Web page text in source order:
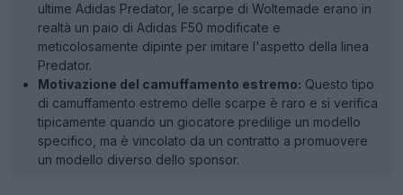
ultime Adidas Predator, le scarpe di Woltemade erano in
realtà un paio di Adidas F50 modificate e
meticolosamente dipinte per imitare l'aspetto della linea
Predator.
Motivazione del camuffamento estremo: Questo tipo
di camuffamento estremo delle scarpe è raro e si verifica
tipicamente quando un giocatore predilige un modello
specifico, ma è vincolato da un contratto a promuovere
un modello diverso dello sponsor.